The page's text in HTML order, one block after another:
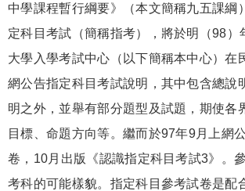
中學課程暫行綱要》（本文簡稱九五課綱
定科目考試（簡稱指考），將於明（98）
大學入學考試中心（以下簡稱本中心）在
網公告指定科目考試說明，其中包含總說
明之外，並舉有部分題型及試題，期使各
目標、命題方向等。繼而於97年9月上網
卷，10月出版《認識指定科目考試3》。
考科的可能樣貌。指定科目參考試卷是配